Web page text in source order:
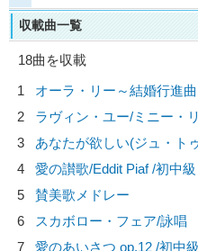
収載曲一覧
18曲を収載
1
オーラ・リー～結婚行進
2
ラヴィン・ユー/ミニー・
3
あなたが欲しい(ジュ・ト
4
愛の讃歌/Eddit Piaf/初中級
5
賛美歌メドレー
6
スカボロー・フェア/詠唱
7
愛のあいさつ op.12 /初中級